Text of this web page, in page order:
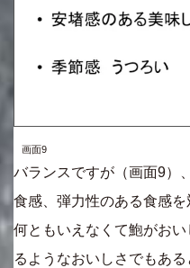
画面9
バランスですが（画面9）
食感、弾力性のある食感
何ともいえなくて鮑がお
るようなおいしさでもあ